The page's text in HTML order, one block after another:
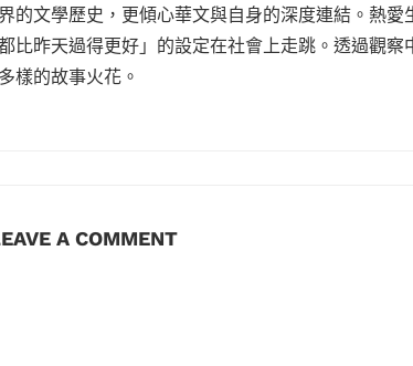
的文學歷史，更傾心華文與自身的深度連結。熱愛
比昨天過得更好」的設定在社會上走跳。透過觀察
樣的故事火花。
A COMMENT